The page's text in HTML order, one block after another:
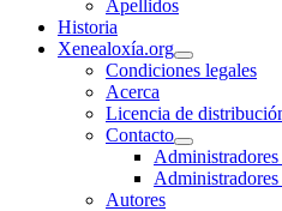
Apellidos
Historia
Xenealoxía.org
Condiciones legales
Acerca
Licencia de
Contacto
Autores